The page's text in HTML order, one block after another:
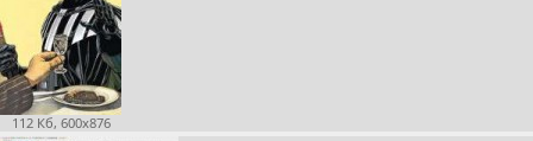
112 Кб, 600x876